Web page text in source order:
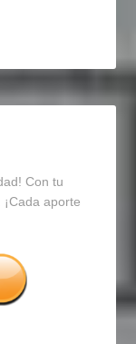
Con tu
aporte